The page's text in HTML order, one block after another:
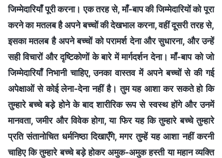
जिम्मेदारियाँ पूरी करना। एक तरह से, माँ-बाप की जिम्मेदारियों को पूरा
करने का मतलब है अपने बच्चों की देखभाल करना, वहीं दूसरी तरह से,
इसका मतलब है अपने बच्चों को परामर्श देना और सुधारना, और उन्हें
सही विचारों और दृष्टिकोणों के बारे में मार्गदर्शन देना। माँ-बाप को जो
जिम्मेदारियाँ निभानी चाहिए, उनका वास्तव में अपने बच्चों से की गई
अपेक्षाओं से कोई लेना-देना नहीं है। तुम यह आशा कर सकते हो कि
तुम्हारे बच्चे बड़े होने के बाद शारीरिक रूप से स्वस्थ होंगे और उनमें
मानवता, जमीर और विवेक होगा, या फिर यह कि तुम्हारे बच्चे तुम्हारे
प्रति संतानोचित धर्मनिष्ठा दिखाएँगे, मगर तुम्हें यह आशा नहीं करनी
चाहिए कि तुम्हारे बच्चे बड़े होकर अमुक-अमुक हस्ती या महान व्यक्ति